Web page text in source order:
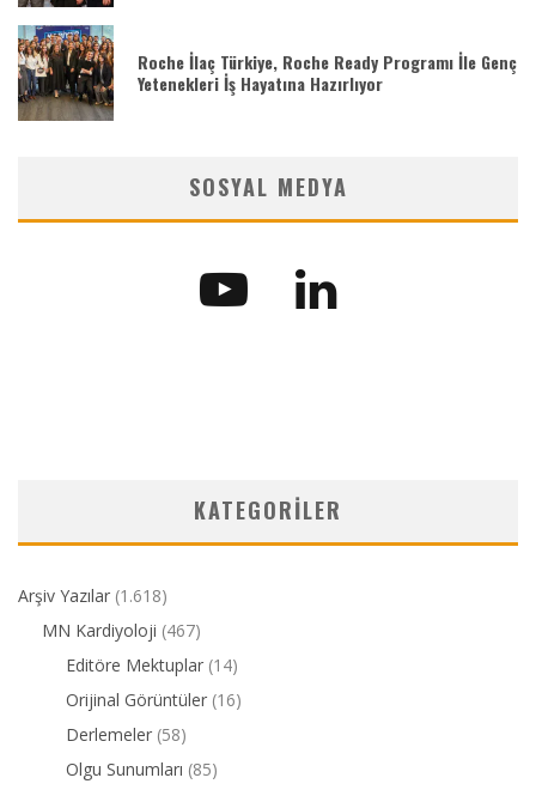
Roche İlaç Türkiye, Roche Ready Programı İle Genç
Yetenekleri İş Hayatına Hazırlıyor
SOSYAL MEDYA
KATEGORILER
Arşiv Yazılar (1.618)
MN Kardiyoloji (467)
Editöre Mektuplar (14)
Orijinal Görüntüler (16)
Derlemeler (58)
Olgu Sunumları (85)